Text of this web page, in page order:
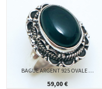
BAGUE ARGENT 925 OVALE …
59,00 €